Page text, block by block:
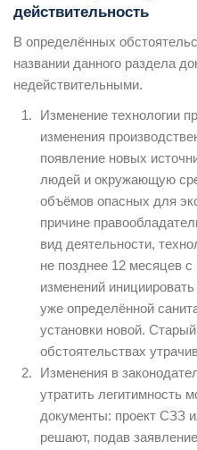
действительность
В определённых
названии данного раздела
недействительными.
Изменение технологии
изменения
появление новых
людей и окружающую
объёмов опасных для
причине
вид деятельности,
не позднее 12 месяцев
изменений
уже определённой
установки новой.
обстоятельствах
Изменения в
утратить легитимность
документы: проект СЗЗ
решают, подав